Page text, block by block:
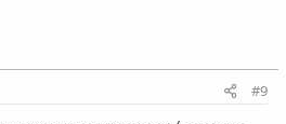
с с
т т
#9